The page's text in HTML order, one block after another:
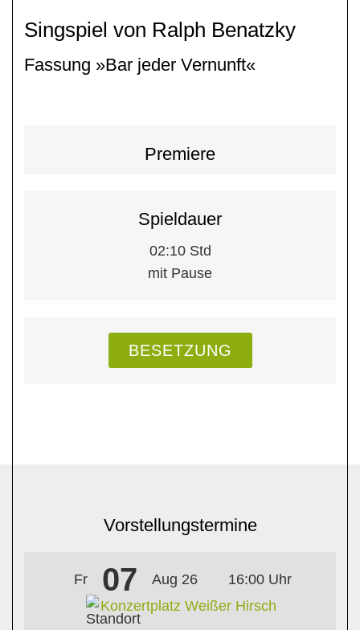
Singspiel von Ralph Benatzky
Fassung »Bar jeder Vernunft«
Premiere
Spieldauer
02:10 Std
mit Pause
BESETZUNG
Vorstellungstermine
Fr 07 Aug 26
16:00 Uhr
Konzertplatz Weißer Hirsch